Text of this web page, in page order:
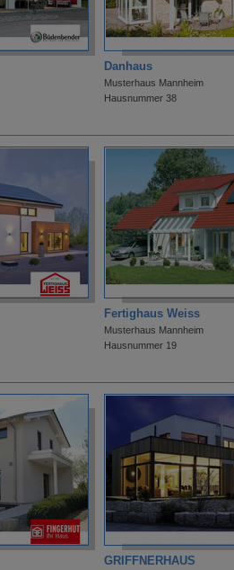
Danhaus
Musterhaus Mannheim
Hausnummer 38
Fertighaus Weiss
Musterhaus Mannheim
Hausnummer 19
GRIFFNERHAUS